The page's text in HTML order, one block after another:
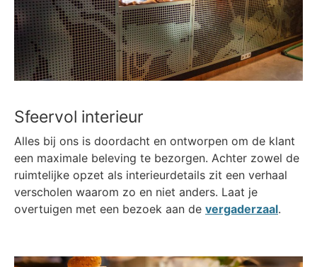
Sfeervol interieur
Alles bij ons is doordacht en ontworpen om de klant
een maximale beleving te bezorgen. Achter zowel de
ruimtelijke opzet als interieurdetails zit een verhaal
verscholen waarom zo en niet anders. Laat je
overtuigen met een bezoek aan de vergaderzaal.